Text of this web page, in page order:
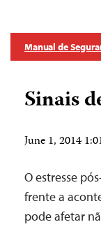
Manual de
Sinais
June 1, 2014
O estresse
frente a
pode afetar